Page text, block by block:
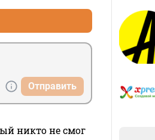
Отправить
никто не смог